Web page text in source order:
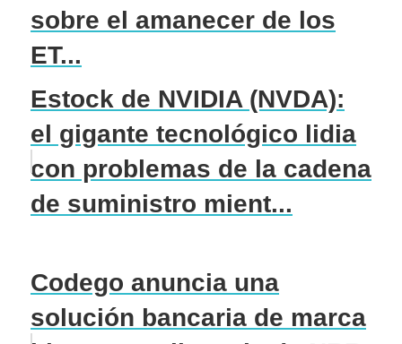
sobre el amanecer de los
ET...
Estock de NVIDIA (NVDA):
el gigante tecnológico lidia
con problemas de la cadena
de suministro mient...
Codego anuncia una
solución bancaria de marca